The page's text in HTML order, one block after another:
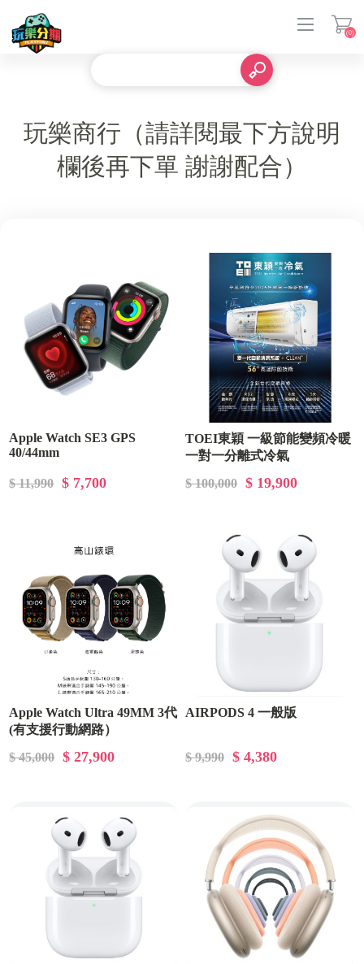
(0)
玩樂商行（請詳閱最下方說明
欄後再下單 謝謝配合）
Apple Watch SE3 GPS
40/44mm
$ 11,990 $ 7,700
TOEI東穎 一級節能變頻冷暖
一對一分離式冷氣
$ 100,000
$ 19,900
Apple Watch Ultra 49MM 3代
(有支援行動網路）
$ 45,000
$ 27,900
AIRPODS 4 一般版
$ 9,990 $ 4,380